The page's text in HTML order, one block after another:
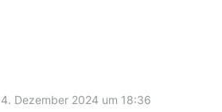
4. Dezember 2024 um 18:36